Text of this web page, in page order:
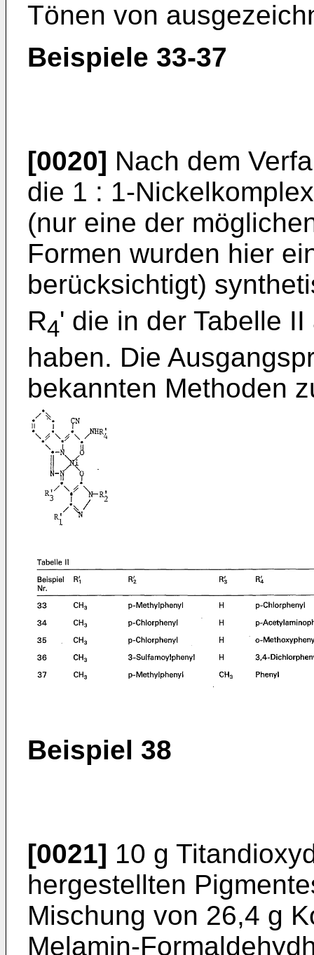
Tönen von
Beispiele 33-37
[0020] Nach dem
die 1 : 1-
(nur eine der
Formen wurden hier
berücksichtigt)
R4' die in der Tabelle
haben. Die
bekannten Methoden
Beispiel 38
[0021] 10 g
hergestellten
Mischung von 26,4 g
Melamin-